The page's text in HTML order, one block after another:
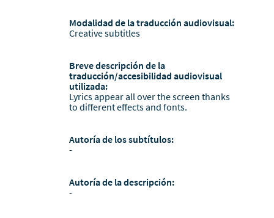
Modalidad de la traducción audiovisual:
Creative subtitles
Breve descripción de la
traducción/accesibilidad audiovisual
utilizada:
Lyrics appear all over the screen thanks
to different effects and fonts.
Autoría de los subtítulos:
-
Autoría de la descripción:
-